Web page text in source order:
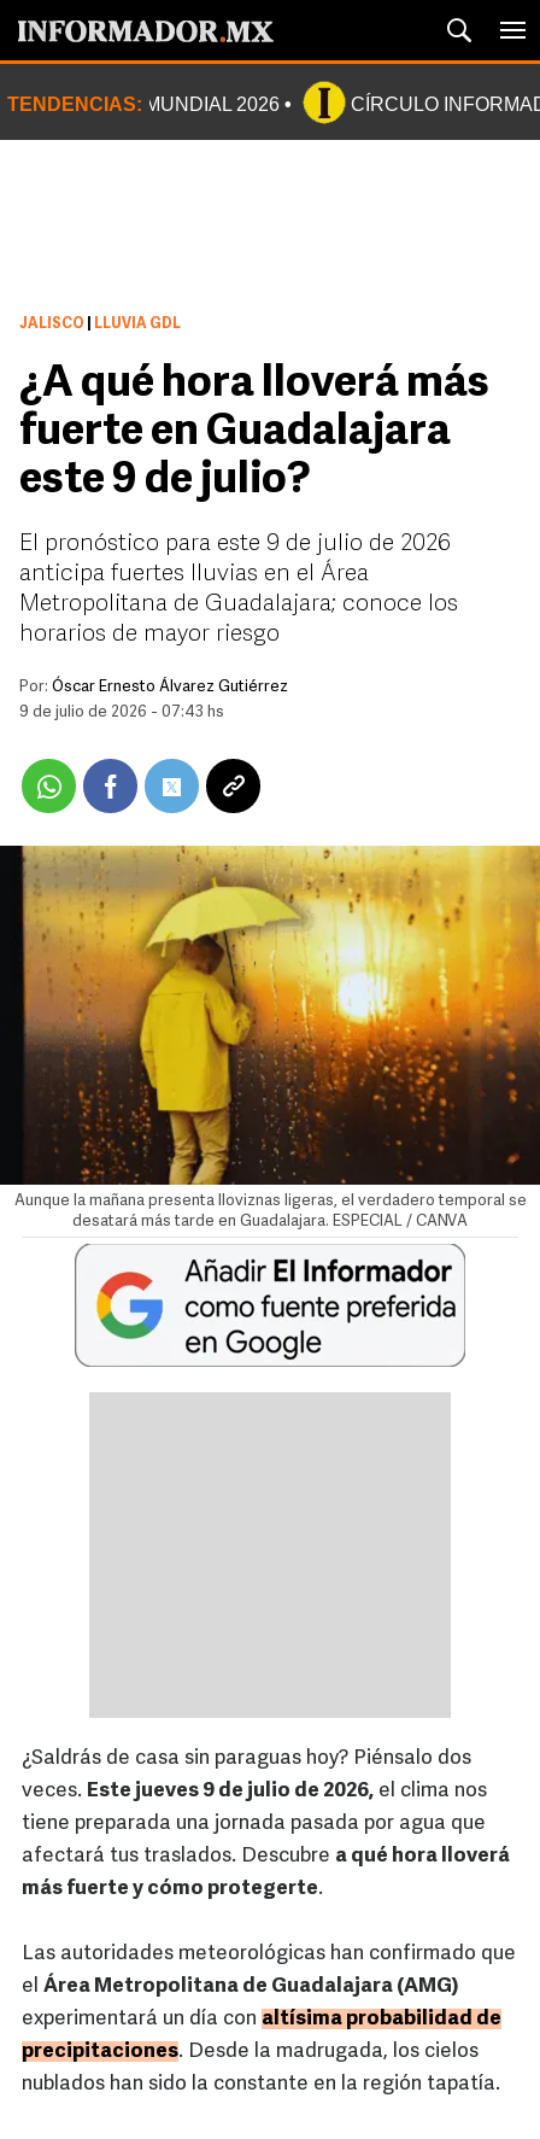
TENDENCIAS: MUNDIAL 2026 CÍRCULO
JALISCO LLUVIA GDL
¿A qué hora lloverá más
fuerte en Guadalajara
este 9 de julio?
El pronóstico para este 9 de julio de 2026
anticipa fuertes lluvias en el Área
Metropolitana de Guadalajara; conoce los
horarios de mayor riesgo
Por: Óscar Ernesto Álvarez Gutiérrez
9 de julio de 2026 - 07:43 hs
Aunque la mañana presenta lloviznas ligeras, el verdadero temporal se
desatará más tarde en Guadalajara. ESPECIAL / CANVA
¿Saldrás de casa sin paraguas hoy? Piénsalo dos
veces. Este jueves 9 de julio de 2026, el clima nos
tiene preparada una jornada pasada por agua que
afectará tus traslados. Descubre a qué hora lloverá
más fuerte y cómo protegerte.
Las autoridades meteorológicas han confirmado que
el Área Metropolitana de Guadalajara (AMG)
experimentará un día con altísima probabilidad de
precipitaciones. Desde la madrugada, los cielos
nublados han sido la constante en la región tapatía.